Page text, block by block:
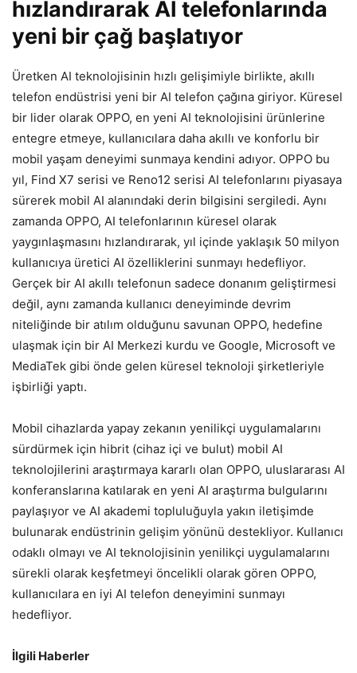
hızlandırarak AI telefonlarında
yeni bir çağ başlatıyor
Üretken AI teknolojisinin hızlı gelişimiyle birlikte, akıllı
telefon endüstrisi yeni bir AI telefon çağına giriyor. Küresel
bir lider olarak OPPO, en yeni AI teknolojisini ürünlerine
entegre etmeye, kullanıcılara daha akıllı ve konforlu bir
mobil yaşam deneyimi sunmaya kendini adıyor. OPPO bu
yıl, Find X7 serisi ve Reno12 serisi AI telefonlarını piyasaya
sürerek mobil AI alanındaki derin bilgisini sergiledi. Aynı
zamanda OPPO, AI telefonlarının küresel olarak
yaygınlaşmasını hızlandırarak, yıl içinde yaklaşık 50 milyon
kullanıcıya üretici AI özelliklerini sunmayı hedefliyor.
Gerçek bir AI akıllı telefonun sadece donanım geliştirmesi
değil, aynı zamanda kullanıcı deneyiminde devrim
niteliğinde bir atılım olduğunu savunan OPPO, hedefine
ulaşmak için bir AI Merkezi kurdu ve Google, Microsoft ve
MediaTek gibi önde gelen küresel teknoloji şirketleriyle
işbirliği yaptı.
Mobil cihazlarda yapay zekanın yenilikçi uygulamalarını
sürdürmek için hibrit (cihaz içi ve bulut) mobil AI
teknolojilerini araştırmaya kararlı olan OPPO, uluslararası AI
konferanslarına katılarak en yeni AI araştırma bulgularını
paylaşıyor ve AI akademi topluluğuyla yakın iletişimde
bulunarak endüstrinin gelişim yönünü destekliyor. Kullanıcı
odaklı olmayı ve AI teknolojisinin yenilikçi uygulamalarını
sürekli olarak keşfetmeyi öncelikli olarak gören OPPO,
kullanıcılara en iyi AI telefon deneyimini sunmayı
hedefliyor.
İlgili Haberler